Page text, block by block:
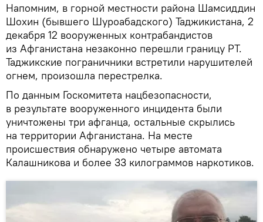
Напомним, в горной местности района Шамсиддин
Шохин (бывшего Шуроабадского) Таджикистана, 2
декабря 12 вооруженных контрабандистов
из Афганистана незаконно перешли границу РТ.
Таджикские пограничники встретили нарушителей
огнем, произошла перестрелка.
По данным Госкомитета нацбезопасности,
в результате вооруженного инцидента были
уничтожены три афганца, остальные скрылись
на территории Афганистана. На месте
происшествия обнаружено четыре автомата
Калашникова и более 33 килограммов наркотиков.